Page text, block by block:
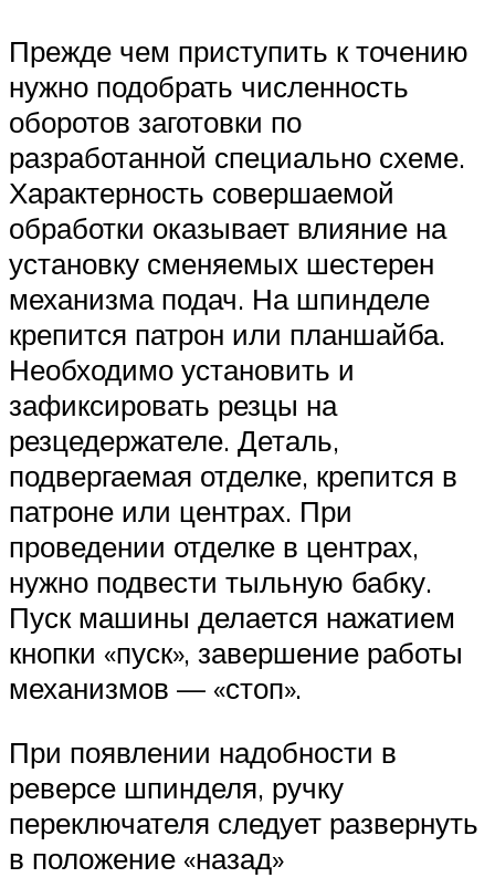
Прежде чем приступить к точению
нужно подобрать численность
оборотов заготовки по
разработанной специально схеме.
Характерность совершаемой
обработки оказывает влияние на
установку сменяемых шестерен
механизма подач. На шпинделе
крепится патрон или планшайба.
Необходимо установить и
зафиксировать резцы на
резцедержателе. Деталь,
подвергаемая отделке, крепится в
патроне или центрах. При
проведении отделке в центрах,
нужно подвести тыльную бабку.
Пуск машины делается нажатием
кнопки «пуск», завершение работы
механизмов — «стоп».
При появлении надобности в
реверсе шпинделя, ручку
переключателя следует развернуть
в положение «назад»